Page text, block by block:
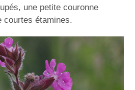
une petite couronne
courtes étamines.